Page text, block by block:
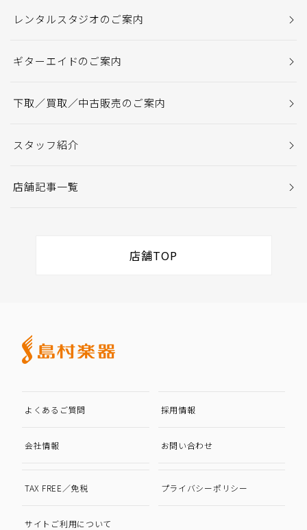
レンタルスタジオのご案内
ギターエイドのご案内
下取／買取／中古販売のご案内
スタッフ紹介
店舗記事一覧
店舗TOP
よくあるご質問 採用情報
会社情報 お問い合わせ
TAX FREE／免税 プライバシーポリシー
サイトご利用について